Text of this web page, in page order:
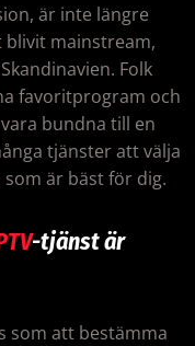
är inte längre
mainstream,
Folk
favoritprogram och
bundna till en
tjänster att välja
är bäst för dig.
-tjänst är
som att bestämma